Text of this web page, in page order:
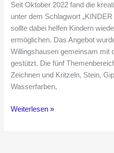
Seit Oktober 2022 fand die
unter dem Schlagwort
sollte dabei helfen Kindern
ermöglichen. Das Angebot
Willingshausen gemeinsam mit
gestützt. Die fünf
Zeichnen und Kritzeln, Stein,
Wasserfarben,
Ausstellung
Weiterlesen »